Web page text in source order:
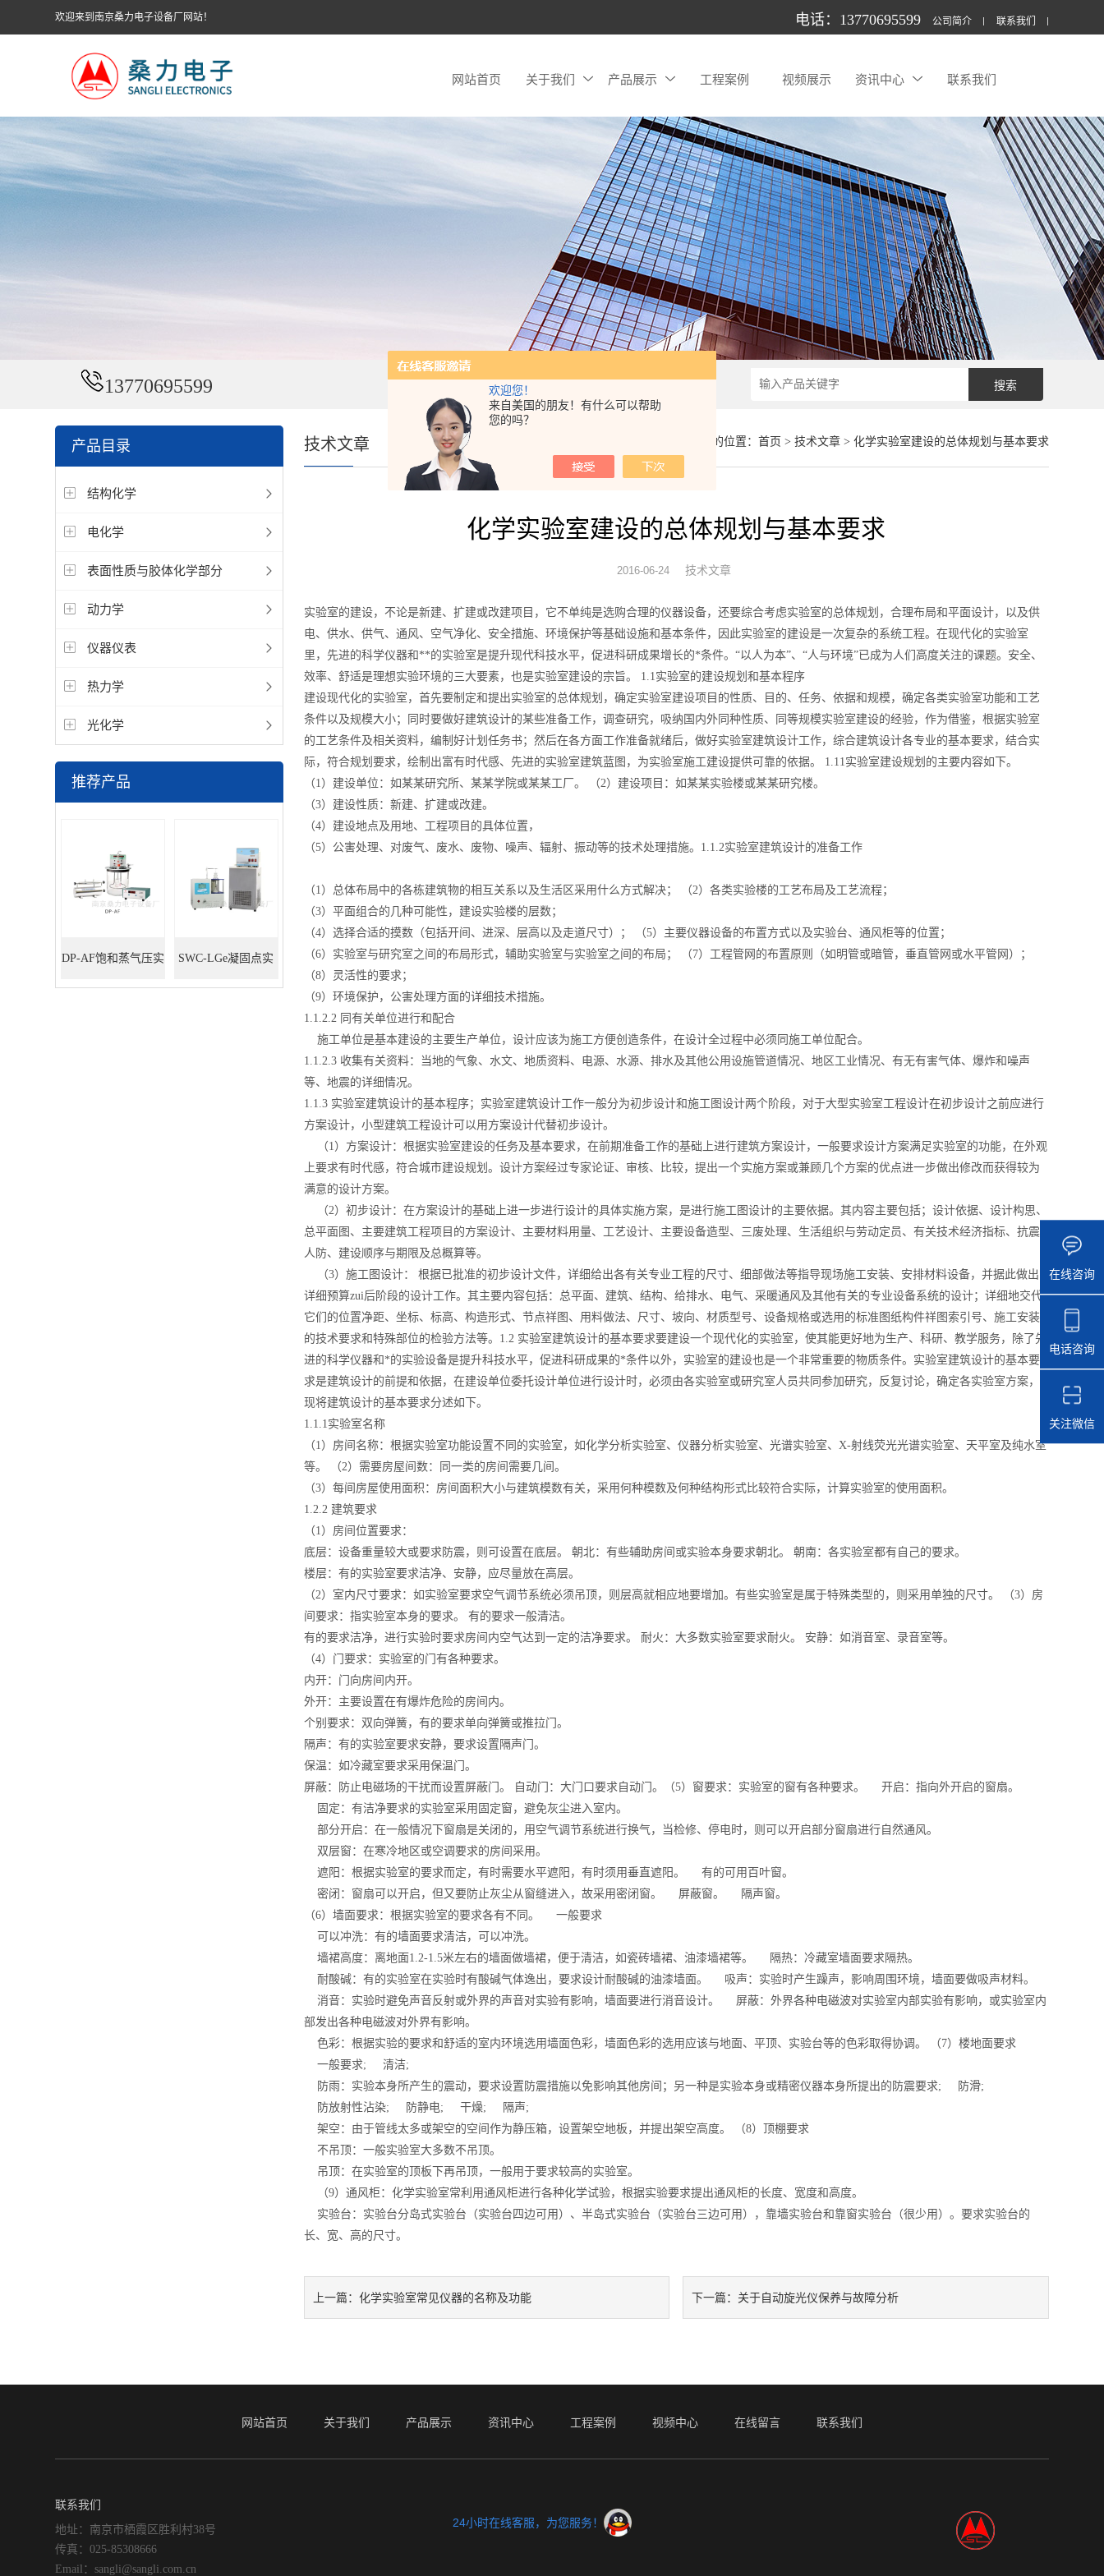
欢迎您！
来自美国的朋友！有什么可以帮助
您的吗？
欢迎来到南京桑力电子设备厂网站！ 电话：13770695599 公司简介 联系我们
网站首页 关于我们 产品展示 工程案例 视频展示 资讯中心 联系我们
13770695599
产品目录
结构化学
电化学
表面性质与胶体化学部分
动力学
仪器仪表
热力学
光化学
推荐产品
DP-AF饱和蒸气压实 SWC-LGe凝固点实
你的位置： 首页 > 技术文章> 化学实验室建设的总体规划与基本要求
技术文章
化学实验室建设的总体规划与基本要求
2016-06-24 技术文章
实验室的建设，不论是新建、扩建或改建项目，它不单纯是选购合理的仪器设备，还要综合考虑实验室的总体规划，合理布局和平面设计，以及供
电、供水、供气、通风、空气净化、安全措施、环境保护等基础设施和基本条件，因此实验室的建设是一次复杂的系统工程。在现代化的实验室
里，先进的科学仪器和**的实验室是提升现代科技水平，促进科研成果增长的*条件。“以人为本”、“人与环境”已成为人们高度关注的课题。安全、
效率、舒适是理想实验环境的三大要素，也是实验室建设的宗旨。 1.1实验室的建设规划和基本程序
建设现代化的实验室，首先要制定和提出实验室的总体规划，确定实验室建设项目的性质、目的、任务、依据和规模，确定各类实验室功能和工艺
条件以及规模大小；同时要做好建筑设计的某些准备工作，调查研究，吸纳国内外同种性质、同等规模实验室建设的经验，作为借鉴，根据实验室
的工艺条件及相关资料，编制好计划任务书；然后在各方面工作准备就绪后，做好实验室建筑设计工作，综合建筑设计各专业的基本要求，结合实
际，符合规划要求，绘制出富有时代感、先进的实验室建筑蓝图，为实验室施工建设提供可靠的依据。 1.11实验室建设规划的主要内容如下。
（1）建设单位：如某某研究所、某某学院或某某工厂。 （2）建设项目：如某某实验楼或某某研究楼。
（3）建设性质：新建、扩建或改建。
（4）建设地点及用地、工程项目的具体位置，
（5）公害处理、对废气、废水、废物、噪声、辐射、振动等的技术处理措施。1.1.2实验室建筑设计的准备工作
（1）总体布局中的各栋建筑物的相互关系以及生活区采用什么方式解决； （2）各类实验楼的工艺布局及工艺流程；
（3）平面组合的几种可能性，建设实验楼的层数；
（4）选择合适的摸数（包括开间、进深、层高以及走道尺寸）； （5）主要仪器设备的布置方式以及实验台、通风柜等的位置；
（6）实验室与研究室之间的布局形式，辅助实验室与实验室之间的布局； （7）工程管网的布置原则（如明管或暗管，垂直管网或水平管网）；
（8）灵活性的要求；
（9）环境保护，公害处理方面的详细技术措施。
1.1.2.2 同有关单位进行和配合
施工单位是基本建设的主要生产单位，设计应该为施工方便创造条件，在设计全过程中必须同施工单位配合。
1.1.2.3 收集有关资料：当地的气象、水文、地质资料、电源、水源、排水及其他公用设施管道情况、地区工业情况、有无有害气体、爆炸和噪声
等、地震的详细情况。
1.1.3 实验室建筑设计的基本程序；实验室建筑设计工作一般分为初步设计和施工图设计两个阶段，对于大型实验室工程设计在初步设计之前应进行
方案设计，小型建筑工程设计可以用方案设计代替初步设计。
（1）方案设计：根据实验室建设的任务及基本要求，在前期准备工作的基础上进行建筑方案设计，一般要求设计方案满足实验室的功能，在外观
上要求有时代感，符合城市建设规划。设计方案经过专家论证、审核、比较，提出一个实施方案或兼顾几个方案的优点进一步做出修改而获得较为
满意的设计方案。
（2）初步设计：在方案设计的基础上进一步进行设计的具体实施方案，是进行施工图设计的主要依据。其内容主要包括；设计依据、设计构思、
总平面图、主要建筑工程项目的方案设计、主要材料用量、工艺设计、主要设备造型、三废处理、生活组织与劳动定员、有关技术经济指标、抗震
人防、建设顺序与期限及总概算等。
（3）施工图设计： 根据已批准的初步设计文件，详细给出各有关专业工程的尺寸、细部做法等指导现场施工安装、安排材料设备，并据此做出
详细预算zui后阶段的设计工作。其主要内容包括：总平面、建筑、结构、给排水、电气、采暖通风及其他有关的专业设备系统的设计；详细地交代
它们的位置净距、坐标、标高、构造形式、节点祥图、用料做法、尺寸、坡向、材质型号、设备规格或选用的标准图纸构件祥图索引号、施工安装
的技术要求和特殊部位的检验方法等。1.2 实验室建筑设计的基本要求要建设一个现代化的实验室，使其能更好地为生产、科研、教学服务，除了先
进的科学仪器和*的实验设备是提升科技水平，促进科研成果的*条件以外，实验室的建设也是一个非常重要的物质条件。实验室建筑设计的基本要
求是建筑设计的前提和依据，在建设单位委托设计单位进行设计时，必须由各实验室或研究室人员共同参加研究，反复讨论，确定各实验室方案，
现将建筑设计的基本要求分述如下。
1.1.1实验室名称
（1）房间名称：根据实验室功能设置不同的实验室，如化学分析实验室、仪器分析实验室、光谱实验室、X-射线荧光光谱实验室、天平室及纯水室
等。 （2）需要房屋间数：同一类的房间需要几间。
（3）每间房屋使用面积：房间面积大小与建筑模数有关，采用何种模数及何种结构形式比较符合实际，计算实验室的使用面积。
1.2.2 建筑要求
（1）房间位置要求：
底层：设备重量较大或要求防震，则可设置在底层。 朝北：有些辅助房间或实验本身要求朝北。 朝南：各实验室都有自己的要求。
楼层：有的实验室要求洁净、安静，应尽量放在高层。
（2）室内尺寸要求：如实验室要求空气调节系统必须吊顶，则层高就相应地要增加。有些实验室是属于特殊类型的，则采用单独的尺寸。 （3）房
间要求：指实验室本身的要求。 有的要求一般清洁。
有的要求洁净，进行实验时要求房间内空气达到一定的洁净要求。 耐火：大多数实验室要求耐火。 安静：如消音室、录音室等。
（4）门要求：实验室的门有各种要求。
内开：门向房间内开。
外开：主要设置在有爆炸危险的房间内。
个别要求：双向弹簧，有的要求单向弹簧或推拉门。
隔声：有的实验室要求安静，要求设置隔声门。
保温：如冷藏室要求采用保温门。
屏蔽：防止电磁场的干扰而设置屏蔽门。 自动门：大门口要求自动门。（5）窗要求：实验室的窗有各种要求。 开启：指向外开启的窗扇。
固定：有洁净要求的实验室采用固定窗，避免灰尘进入室内。
部分开启：在一般情况下窗扇是关闭的，用空气调节系统进行换气，当检修、停电时，则可以开启部分窗扇进行自然通风。
双层窗：在寒冷地区或空调要求的房间采用。
遮阳：根据实验室的要求而定，有时需要水平遮阳，有时须用垂直遮阳。 有的可用百叶窗。
密闭：窗扇可以开启，但又要防止灰尘从窗缝进入，故采用密闭窗。 屏蔽窗。 隔声窗。
（6）墙面要求：根据实验室的要求各有不同。 一般要求
可以冲洗：有的墙面要求清洁，可以冲洗。
墙裙高度：离地面1.2-1.5米左右的墙面做墙裙，便于清洁，如瓷砖墙裙、油漆墙裙等。 隔热：冷藏室墙面要求隔热。
耐酸碱：有的实验室在实验时有酸碱气体逸出，要求设计耐酸碱的油漆墙面。 吸声：实验时产生躁声，影响周围环境，墙面要做吸声材料。
消音：实验时避免声音反射或外界的声音对实验有影响，墙面要进行消音设计。 屏蔽：外界各种电磁波对实验室内部实验有影响，或实验室内
部发出各种电磁波对外界有影响。
色彩：根据实验的要求和舒适的室内环境选用墙面色彩，墙面色彩的选用应该与地面、平顶、实验台等的色彩取得协调。 （7）楼地面要求
一般要求; 清洁;
防雨：实验本身所产生的震动，要求设置防震措施以免影响其他房间；另一种是实验本身或精密仪器本身所提出的防震要求; 防滑;
防放射性沾染; 防静电; 干燥; 隔声;
架空：由于管线太多或架空的空间作为静压箱，设置架空地板，并提出架空高度。 （8）顶棚要求
不吊顶：一般实验室大多数不吊顶。
吊顶：在实验室的顶板下再吊顶，一般用于要求较高的实验室。
（9）通风柜：化学实验室常利用通风柜进行各种化学试验，根据实验要求提出通风柜的长度、宽度和高度。
实验台：实验台分岛式实验台（实验台四边可用）、半岛式实验台（实验台三边可用），靠墙实验台和靠窗实验台（很少用）。要求实验台的
长、宽、高的尺寸。
上一篇： 化学实验室常见仪器的名称及功能 下一篇： 关于自动旋光仪保养与故障分析
网站首页 关于我们 产品展示 资讯中心 工程案例 视频中心 在线留言 联系我们
联系我们
地址：南京市栖霞区胜利村38号
传真：025-85308666
Email：sangli@sangli.com.cn
24小时在线客服，为您服务！
在线咨询
电话咨询
关注微信